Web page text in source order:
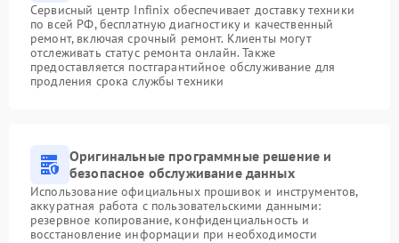
Сервисный центр Infinix обеспечивает доставку техники
по всей РФ, бесплатную диагностику и качественный
ремонт, включая срочный ремонт. Клиенты могут
отслеживать статус ремонта онлайн. Также
предоставляется постгарантийное обслуживание для
продления срока службы техники
Оригинальные программные решение и
безопасное обслуживание данных
Использование официальных прошивок и инструментов,
аккуратная работа с пользовательскими данными:
резервное копирование, конфиденциальность и
восстановление информации при необходимости